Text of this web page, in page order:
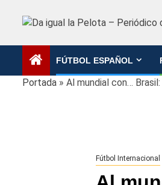
FÚTBOL ESPAÑOL
Portada » Al mundial con…
Fútbol Internacional